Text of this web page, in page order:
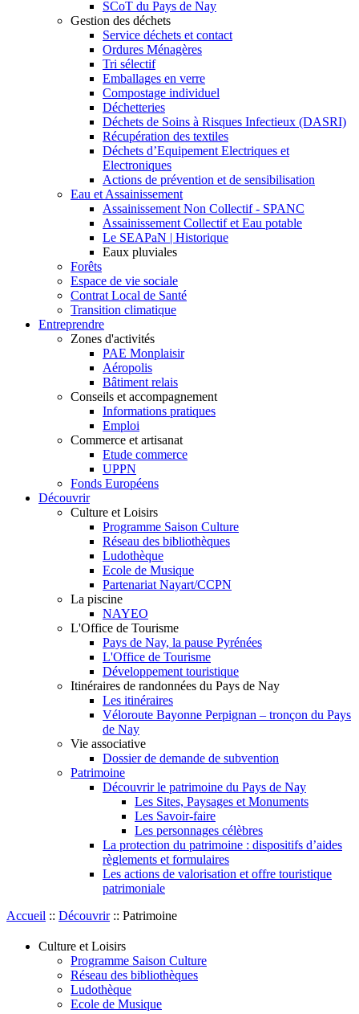
SCoT du Pays de Nay
Gestion des déchets
Service déchets et contact
Ordures Ménagères
Tri sélectif
Emballages en verre
Compostage individuel
Déchetteries
Déchets de Soins à Risques Infectieux (DASRI)
Récupération des textiles
Déchets d’Equipement Electriques et
Electroniques
Actions de prévention et de sensibilisation
Eau et Assainissement
Assainissement Non Collectif - SPANC
Assainissement Collectif et Eau potable
Le SEAPaN | Historique
Eaux pluviales
Forêts
Espace de vie sociale
Contrat Local de Santé
Transition climatique
Entreprendre
Zones d'activités
PAE Monplaisir
Aéropolis
Bâtiment relais
Conseils et accompagnement
Informations pratiques
Emploi
Commerce et artisanat
Etude commerce
UPPN
Fonds Européens
Découvrir
Culture et Loisirs
Programme Saison Culture
Réseau des bibliothèques
Ludothèque
Ecole de Musique
Partenariat Nayart/CCPN
La piscine
NAYEO
L'Office de Tourisme
Pays de Nay, la pause Pyrénées
L'Office de Tourisme
Développement touristique
Itinéraires de randonnées du Pays de Nay
Les itinéraires
Véloroute Bayonne Perpignan – tronçon du Pays
de Nay
Vie associative
Dossier de demande de subvention
Patrimoine
Découvrir le patrimoine du Pays de Nay
Les Sites, Paysages et Monuments
Les Savoir-faire
Les personnages célèbres
La protection du patrimoine : dispositifs d’aides
règlements et formulaires
Les actions de valorisation et offre touristique
patrimoniale
Accueil :: Découvrir:: Patrimoine
Culture et Loisirs
Programme Saison Culture
Réseau des bibliothèques
Ludothèque
Ecole de Musique